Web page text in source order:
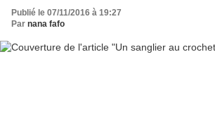
Publié le 07/11/2016 à 19:27
Par nana fafo